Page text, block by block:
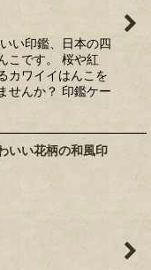
い印鑑、日本の四
こです。 桜や紅
カワイイはんこを
せんか？ 印鑑ケー
いい花柄の和風印